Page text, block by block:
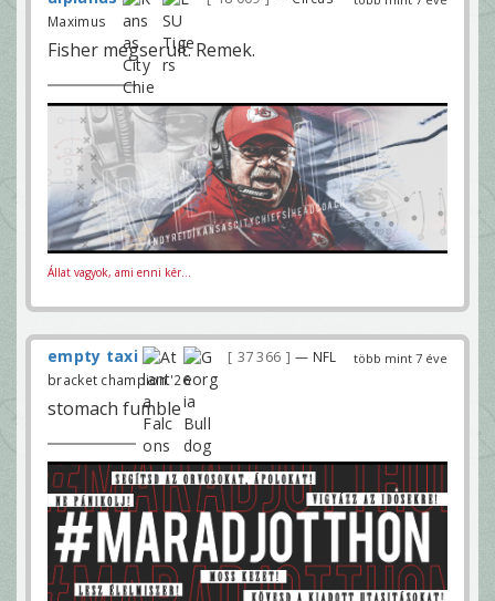
Maximus
Fisher megserult. Remek.
Állat vagyok, ami enni kér...
több mint 7 éve
empty taxi 37 366
— NFL
bracket champion '26
stomach fumble